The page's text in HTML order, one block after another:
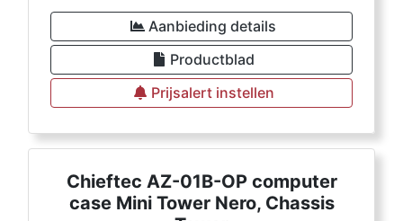
Aanbieding details
Productblad
Prijsalert instellen
Chieftec AZ-01B-OP computer
case Mini Tower Nero, Chassis